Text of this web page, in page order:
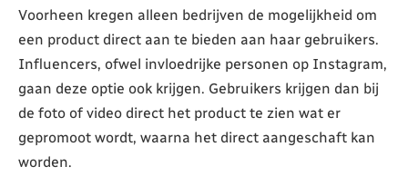
Voorheen kregen alleen bedrijven de mogelijkheid om
een product direct aan te bieden aan haar gebruikers.
Influencers, ofwel invloedrijke personen op Instagram,
gaan deze optie ook krijgen. Gebruikers krijgen dan bij
de foto of video direct het product te zien wat er
gepromoot wordt, waarna het direct aangeschaft kan
worden.